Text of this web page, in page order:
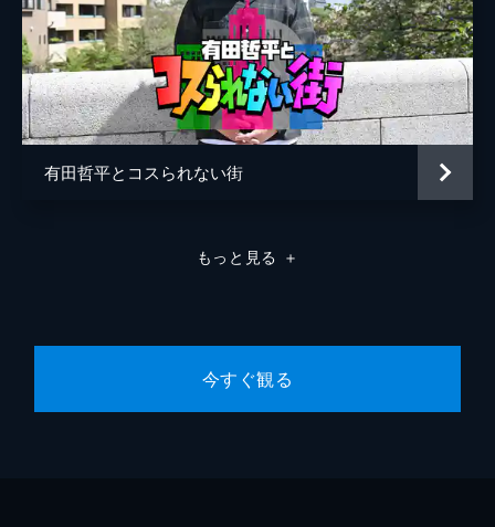
#9 EXITが大人気温泉街・登別の魅力をハ
ッケン！
EXITが北海道最大級の温泉地・登別へ！観光
客や地元で働く方々の力を借り定番から意外
な(？)スポットまで続々ハッケン！
42分
#10 EXITが大人気温泉街・登別の魅力を
ーのリアルなクチコミ情報だけ。
有田哲平とコスられない街
もっと見る ＋
今すぐ観る